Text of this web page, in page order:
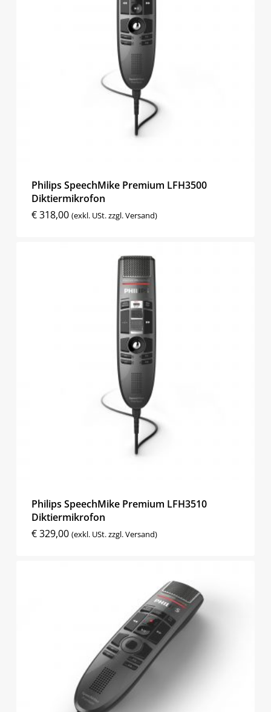
Philips SpeechMike Premium LFH3500
Diktiermikrofon
€318,00 (exkl. USt. zzgl. Versand)
Philips SpeechMike Premium LFH3510
Diktiermikrofon
€329,00 (exkl. USt. zzgl. Versand)